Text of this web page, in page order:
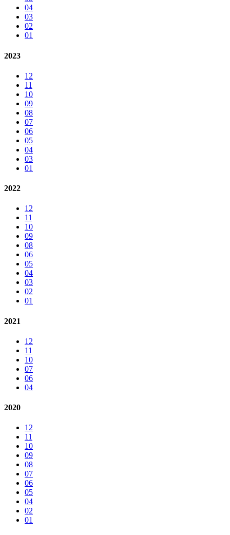
04
03
02
01
2023
12
11
10
09
08
07
06
05
04
03
01
2022
12
11
10
09
08
06
05
04
03
02
01
2021
12
11
10
07
06
04
2020
12
11
10
09
08
07
06
05
04
02
01